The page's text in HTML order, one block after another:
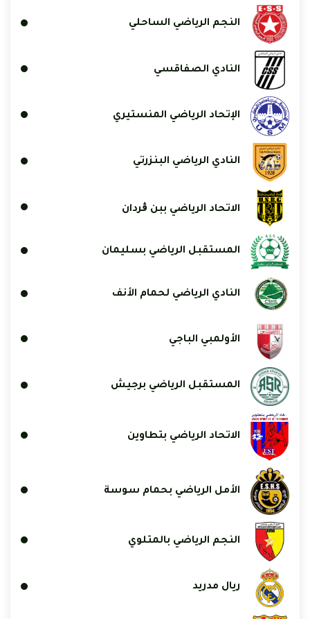
النجم الرياضي الساحلي
النادي الصفاقسي
الإتحاد الرياضي المنستيري
النادي الرياضي البنزرتي
الاتحاد الرياضي ببن ڨردان
المستقبل الرياضي بسليمان
النادي الرياضي لحمام الأنف
الأولمبي الباجي
المستقبل الرياضي برجيش
الاتحاد الرياضي بتطاوين
الأمل الرياضي بحمام سوسة
النجم الرياضي بالمتلوي
ريال مدريد